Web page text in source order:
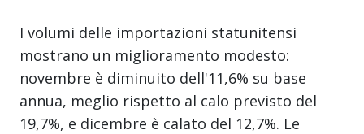
I volumi delle importazioni statunitensi
mostrano un miglioramento modesto:
novembre è diminuito dell'11,6% su base
annua, meglio rispetto al calo previsto del
19,7%, e dicembre è calato del 12,7%. Le